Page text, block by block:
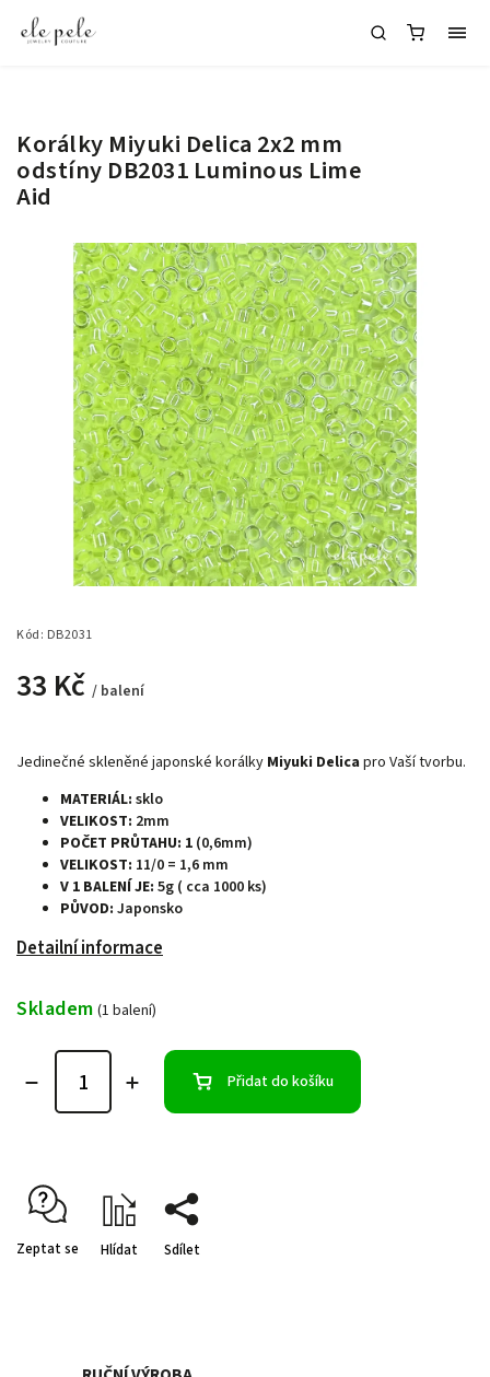
Korálky Miyuki Delica 2x2 mm
odstíny DB2031 Luminous Lime
Aid
Kód: DB2031
33 Kč / balení
Jedinečné skleněné japonské korálky Miyuki Delica pro Vaší tvorbu.
MATERIÁL: sklo
VELIKOST: 2mm
POČET PRŮTAHU: 1 (0,6mm)
VELIKOST: 11/0 = 1,6 mm
V 1 BALENÍ JE: 5g ( cca 1000 ks)
PŮVOD: Japonsko
Detailní informace
Skladem (1 balení)
Přidat do košíku
Zeptat se Hlídat Sdílet